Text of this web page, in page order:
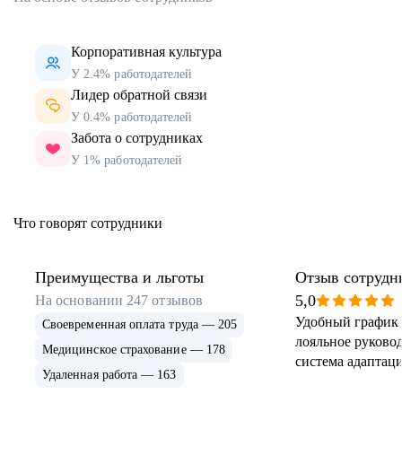
Корпоративная культура
У 2.4% работодателей
Лидер обратной связи
У 0.4% работодателей
Забота о сотрудниках
У 1% работодателей
Что говорят сотрудники
Преимущества и льготы
На основании 247 отзывов
Своевременная оплата труда — 205
Медицинское страхование — 178
Удаленная работа — 163
Отзыв
5,0
Удобный график
лояльное
система